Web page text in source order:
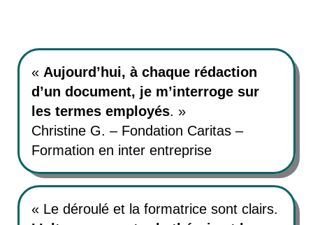
« Aujourd’hui, à chaque rédaction
d’un document, je m’interroge sur
les termes employés. »
Christine G. – Fondation Caritas –
Formation en inter entreprise
« Le déroulé et la formatrice sont clairs.